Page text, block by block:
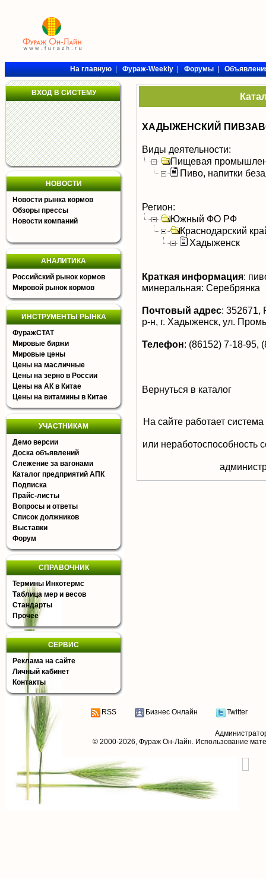
На главную|Фураж-Weekly|Форумы|
ВХОД В СИСТЕМУ
НОВОСТИ
Новости рынка кормов
Обзоры прессы
Новости компаний
АНАЛИТИКА
Российский рынок кормов
Мировой рынок кормов
ИНСТРУМЕНТЫ РЫНКА
ФуражСТАТ
Мировые биржи
Мировые цены
Цены на масличные
Цены на зерно в России
Цены на АК в Китае
Цены на витамины в Китае
УЧАСТНИКАМ
Демо версии
Доска объявлений
Слежение за вагонами
Каталог предприятий АПК
Подписка
Прайс-листы
Вопросы и ответы
Список должников
Выставки
Форум
СПРАВОЧНИК
Термины Инкотермс
Таблица мер и весов
Стандарты
Прочее
СЕРВИС
Реклама на сайте
Личный кабинет
Контакты
ХАДЫЖЕНСКИЙ
Виды деятельности:
Пищевая
Пиво, напитки
Регион:
Южный ФО РФ
Краснодарский
Хадыженск
Краткая информация:
минеральная: Серебрянка
Почтовый адрес: 352671,
р-н, г. Хадыженск, ул.
Телефон: (86152) 7-18-95,
Вернуться в каталог
На сайте работает
или неработоспособность
RSS Бизнес Онлайн Twitter
© 2000-2026, Фураж Он-Лайн. Использование